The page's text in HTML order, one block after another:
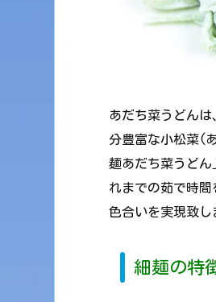
あだち菜うどん
分豊富な小松菜(
麺あだち菜うど
れまでの茹で時
色合いを実現致し
細麺の特